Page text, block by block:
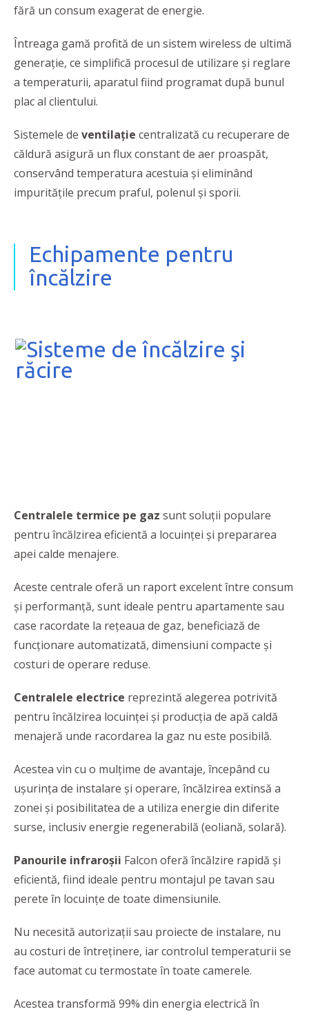
fără un consum exagerat de energie.
Întreaga gamă profită de un sistem wireless de ultimă
generaţie, ce simplifică procesul de utilizare şi reglare
a temperaturii, aparatul fiind programat după bunul
plac al clientului.
Sistemele de ventilaţie centralizată cu recuperare de
căldură asigură un flux constant de aer proaspăt,
conservând temperatura acestuia şi eliminând
impurităţile precum praful, polenul şi sporii.
Echipamente pentru
încălzire
Centralele termice pe gaz sunt soluții populare
pentru încălzirea eficientă a locuinței și prepararea
apei calde menajere.
Aceste centrale oferă un raport excelent între consum
și performanță, sunt ideale pentru apartamente sau
case racordate la rețeaua de gaz, beneficiază de
funcționare automatizată, dimensiuni compacte și
costuri de operare reduse.
Centralele electrice reprezintă alegerea potrivită
pentru încălzirea locuinței și producția de apă caldă
menajeră unde racordarea la gaz nu este posibilă.
Acestea vin cu o mulțime de avantaje, începând cu
ușurința de instalare și operare, încălzirea extinsă a
zonei și posibilitatea de a utiliza energie din diferite
surse, inclusiv energie regenerabilă (eoliană, solară).
Panourile infraroșii Falcon oferă încălzire rapidă și
eficientă, fiind ideale pentru montajul pe tavan sau
perete în locuințe de toate dimensiunile.
Nu necesită autorizații sau proiecte de instalare, nu
au costuri de întreținere, iar controlul temperaturii se
face automat cu termostate în toate camerele.
Acestea transformă 99% din energia electrică în